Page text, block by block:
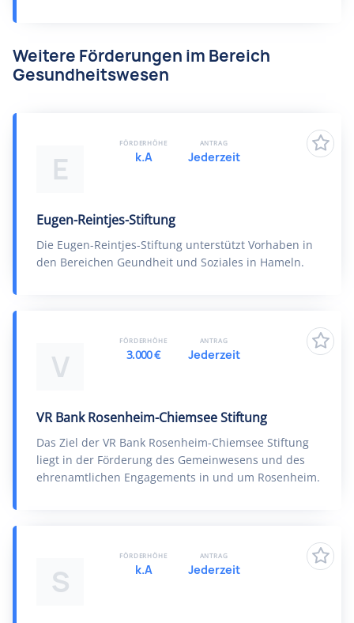
Weitere Förderungen im Bereich
Gesundheitswesen
E
Eugen-Reintjes-Stiftung
Die Eugen-Reintjes-Stiftung unterstützt Vorhaben in
den Bereichen Geundheit und Soziales in Hameln.
FÖRDERHÖHE
k.A
ANTRAG
Jederzeit
V
VR Bank Rosenheim-Chiemsee Stiftung
Das Ziel der VR Bank Rosenheim-Chiemsee Stiftung
liegt in der Förderung des Gemeinwesens und des
ehrenamtlichen Engagements in und um Rosenheim.
FÖRDERHÖHE
3.000 €
ANTRAG
Jederzeit
S
FÖRDERHÖHE
k.A
ANTRAG
Jederzeit